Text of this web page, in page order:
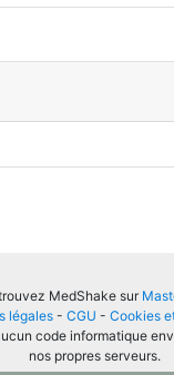
MedShake sur
légales - CGU - Cookies
code informatique
nos propres serveurs.